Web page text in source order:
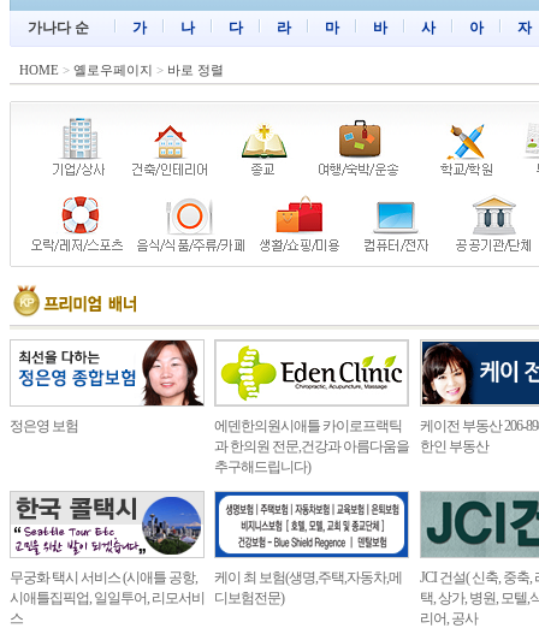
가나다 순 가 나 다 라 마 바 사 아 자
HOME > 옐로우페이지 > 바로 정렬
정은영 보험
에덴한의원시애틀 카이로프랙틱
과 한의원 전문,건강과 아름다움을
추구해드립니다)
케이전 부동산 206-
한인 부동산
무궁화 택시 서비스 (시애틀 공항,
시애틀집픽업, 일일투어, 리모서비
스
케이 최 보험(생명,주택,자동차,메
디보험전문)
JCI 건설( 신축, 중축,
택, 상가, 병원, 모텔,
리어, 공사